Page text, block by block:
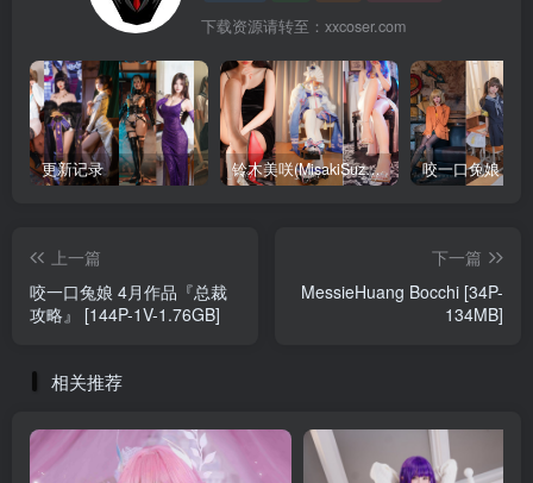
下载资源请转至：xxcoser.com
更新记录 铃木美咲(MisakiSuzuki) 合集下载 咬一口兔娘 合
上一篇
咬一口兔娘 4月作品『总裁
攻略』 [144P-1V-1.76GB]
下一篇
MessieHuang Bocchi [34P-
134MB]
相关推荐